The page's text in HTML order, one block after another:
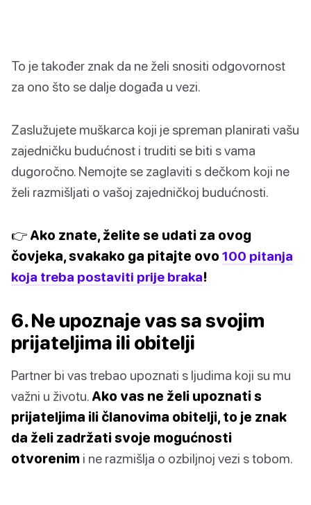
To je također znak da ne želi snositi odgovornost
za ono što se dalje događa u vezi.
Zaslužujete muškarca koji je spreman planirati vašu
zajedničku budućnost i truditi se biti s vama
dugoročno. Nemojte se zaglaviti s dečkom koji ne
želi razmišljati o vašoj zajedničkoj budućnosti.
👉 Ako znate, želite se udati za ovog
čovjeka, svakako ga pitajte ovo100 pitanja
koja treba postaviti prije braka!
6. Ne upoznaje vas sa svojim
prijateljima ili obitelji
Partner bi vas trebao upoznati s ljudima koji su mu
važni u životu. Ako vas ne želi upoznati s
prijateljima ili članovima obitelji, to je znak
da želi zadržati svoje mogućnosti
otvorenim i ne razmišlja o ozbiljnoj vezi s tobom.